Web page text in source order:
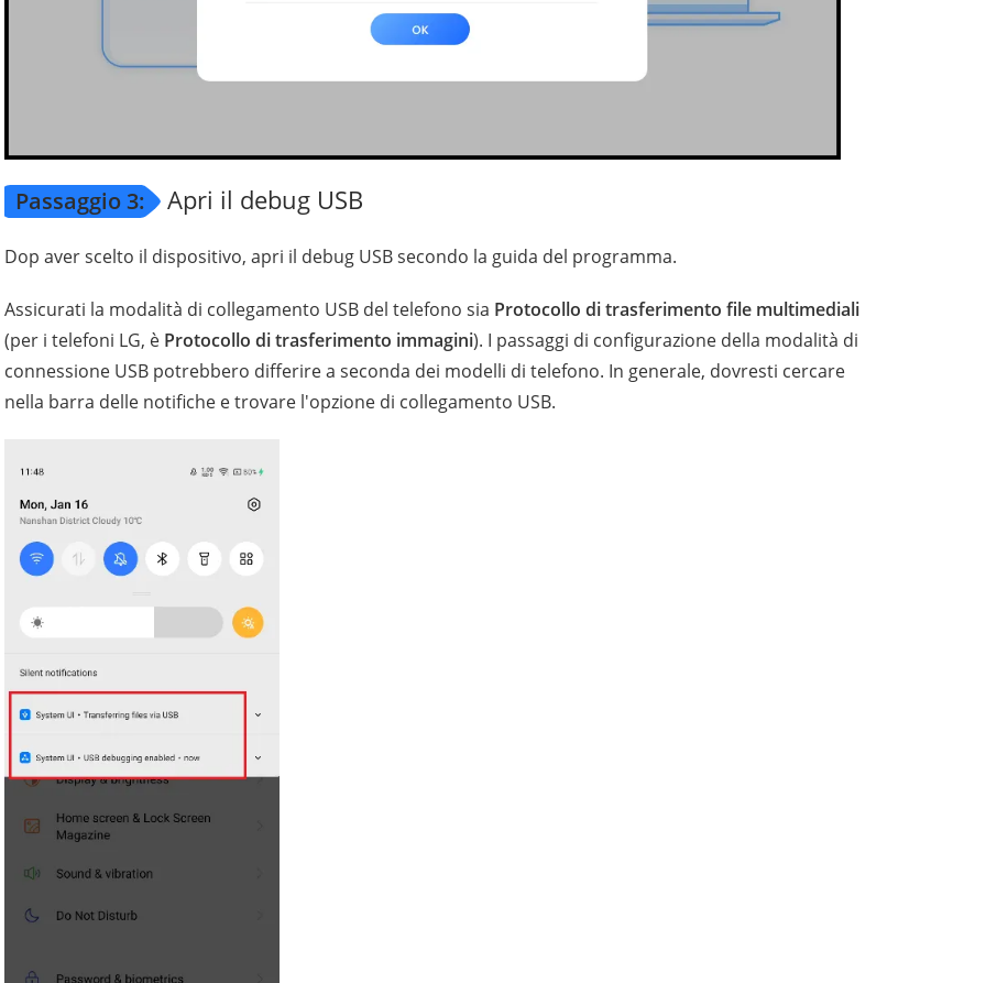
Passaggio 3: Apri il debug USB
Dop aver scelto il dispositivo, apri il debug USB secondo la guida del programma.
Assicurati la modalità di collegamento USB del telefono sia Protocollo di trasferimento file multimediali
(per i telefoni LG, è Protocollo di trasferimento immagini). I passaggi di configurazione della modalità di
connessione USB potrebbero differire a seconda dei modelli di telefono. In generale, dovresti cercare
nella barra delle notifiche e trovare l'opzione di collegamento USB.